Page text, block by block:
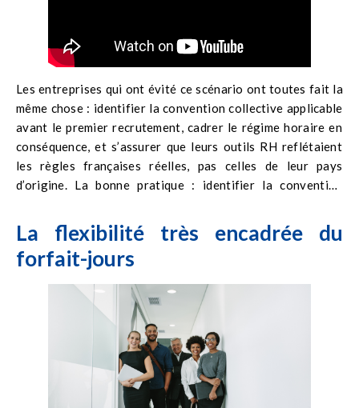
Les entreprises qui ont évité ce scénario ont toutes fait la
même chose : identifier la convention collective applicable
avant le premier recrutement, cadrer le régime horaire en
conséquence, et s’assurer que leurs outils RH reflétaient
les règles françaises réelles, pas celles de leur pays
d’origine. La bonne pratique : identifier la convention
s’assurer que le système de suivi du temps de travail utilisé
est paramétrable selon les règles spécifiques de cette
convention, notamment pour le calcul des heures
La flexibilité très encadrée du
forfait-jours